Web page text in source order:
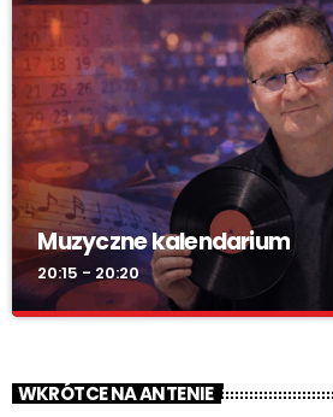
Muzyczne kalendarium
20:15 - 20:20
muzyki. Rocznice, premiery, anegdoty i
WKRÓTCE NA ANTENIE